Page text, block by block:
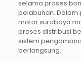
selama proses
pelabuhan. Dalam
motor surabaya
proses distribusi
sistem
berlangsung.